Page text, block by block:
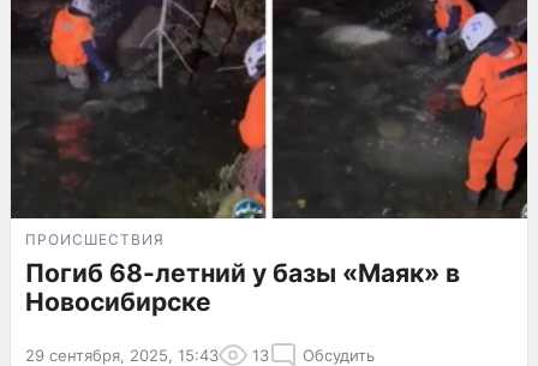
ПРОИСШЕСТВИЯ
Погиб 68-летний у базы «Маяк» в
Новосибирске
29 сентября, 2025, 15:43 13 Обсудить